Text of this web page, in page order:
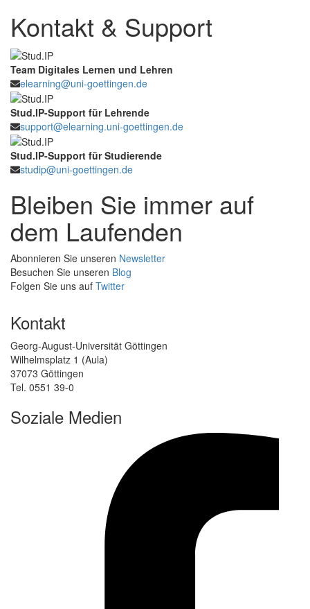
Kontakt & Support
Team Digitales Lernen und Lehren
elearning@uni-goettingen.de
Stud.IP-Support für Lehrende
support@elearning.uni-goettingen.de
Stud.IP-Support für Studierende
studip@uni-goettingen.de
Bleiben Sie immer auf
dem Laufenden
Abonnieren Sie unseren Newsletter
Besuchen Sie unseren Blog
Folgen Sie uns auf Twitter
Kontakt
Georg-August-Universität Göttingen
Wilhelmsplatz 1 (Aula)
37073 Göttingen
Tel. 0551 39-0
Soziale Medien